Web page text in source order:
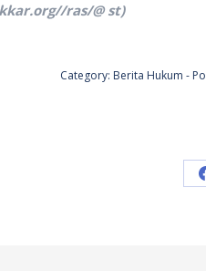
ras/@ st)
Category: Berita Hukum -